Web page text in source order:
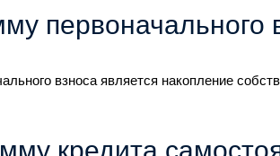
первоначального
взноса является накопление